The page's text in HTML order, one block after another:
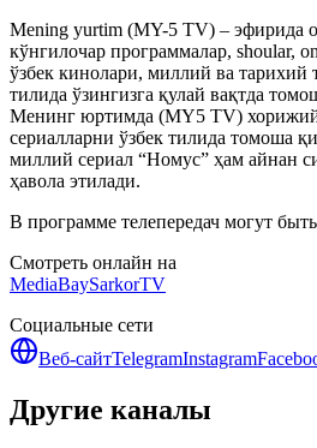
Mening yurtim (MY-5 TV) – эфирида
кўнгилочар программалар, shoular,
ўзбек кинолари, миллий ва тарихий
тилида ўзингизга қулай вақтда
Менинг юртимда (MY5 TV) хорижий
сериалларни ўзбек тилида томоша
миллий сериал “Номус” ҳам айнан
ҳавола этилади.
В программе телепередач могут
Смотреть онлайн на
MediaBaySarkorTV
Социальные сети
Веб-сайтTelegramInstagram
Другие каналы